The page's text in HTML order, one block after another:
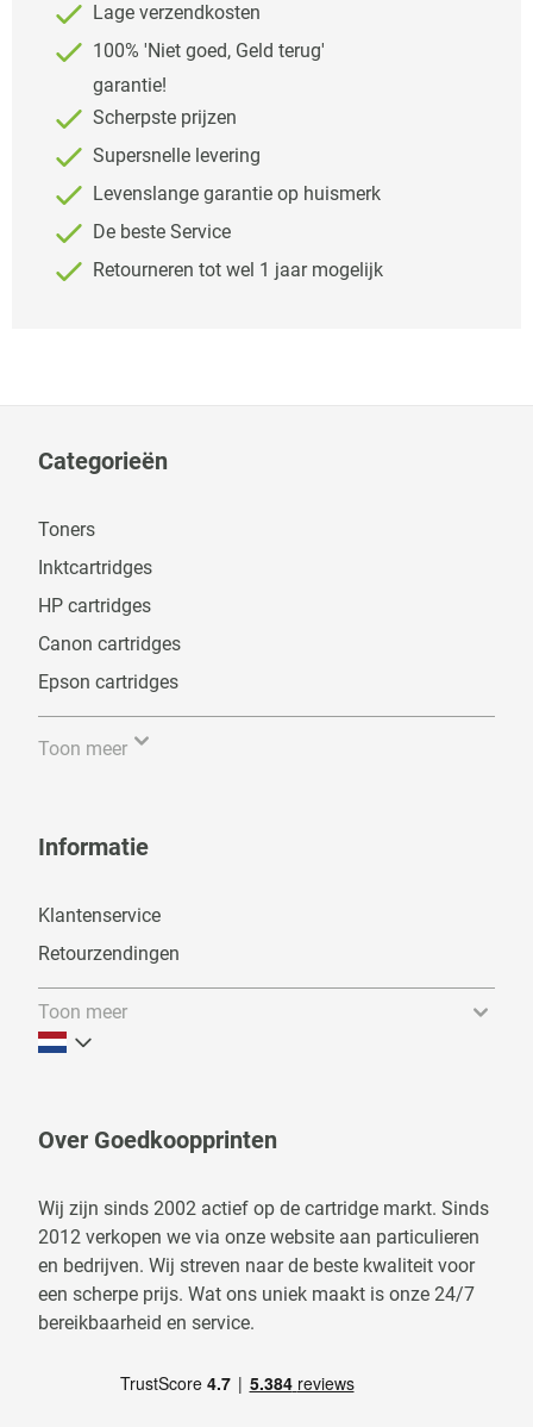
Lage verzendkosten
100% 'Niet goed, Geld terug'
garantie!
Scherpste prijzen
Supersnelle levering
Levenslange garantie op huismerk
De beste Service
Retourneren tot wel 1 jaar mogelijk
Categorieën
Toners
Inktcartridges
HP cartridges
Canon cartridges
Epson cartridges
Toon meer
Informatie
Klantenservice
Retourzendingen
Toon meer
Over Goedkoopprinten
Wij zijn sinds 2002 actief op de cartridge markt. Sinds
2012 verkopen we via onze website aan particulieren
en bedrijven. Wij streven naar de beste kwaliteit voor
een scherpe prijs. Wat ons uniek maakt is onze 24/7
bereikbaarheid en service.